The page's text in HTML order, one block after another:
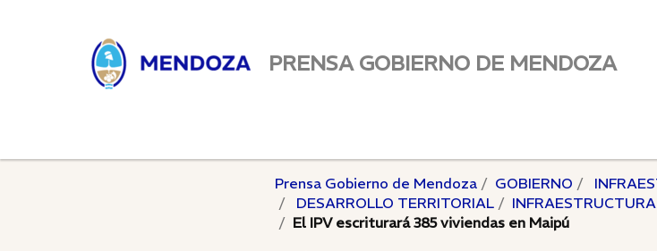
PRENSA GOBIERNO DE MENDOZA
Prensa Gobierno de Mendoza GOBIERNO
DESARROLLO TERRITORIAL
El IPV escriturará 385 viviendas en Maipú